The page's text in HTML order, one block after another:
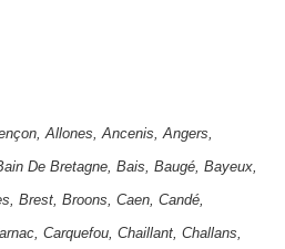
,Allones,Ancenis,Angers,
De Bretagne, Bais, Baugé, Bayeux,
, Brest, Broons, Caen, Candé,
, Carquefou, Chaillant, Challans,